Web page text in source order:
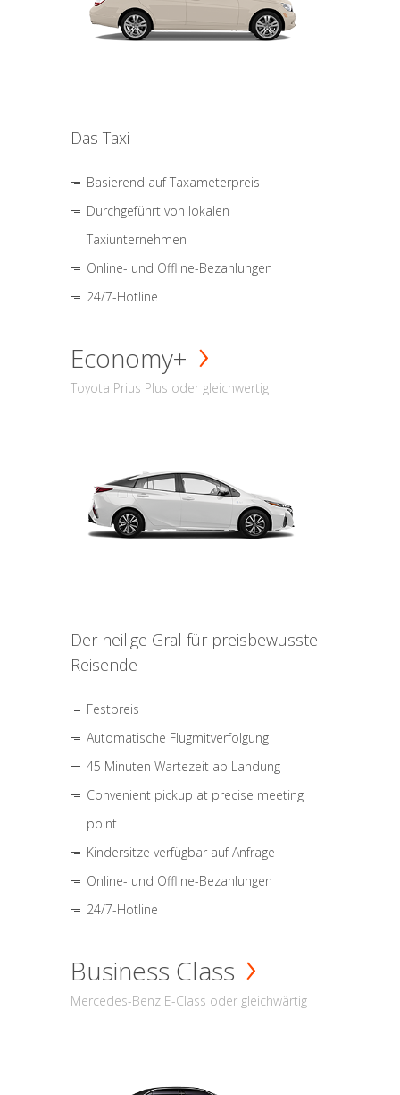
Das Taxi
Basierend auf Taxameterpreis
Durchgeführt von lokalen
Taxiunternehmen
Online- und Offline-Bezahlungen
24/7-Hotline
Economy+
Toyota Prius Plus oder gleichwertig
Der heilige Gral für preisbewusste
Reisende
Festpreis
Automatische Flugmitverfolgung
45 Minuten Wartezeit ab Landung
Convenient pickup at precise meeting
point
Kindersitze verfügbar auf Anfrage
Online- und Offline-Bezahlungen
24/7-Hotline
Business Class
Mercedes-Benz E-Class oder gleichwärtig